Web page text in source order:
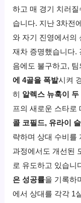
하고 매 경기 치러질
습니다. 지난 3차전
와 자기 진영에서의
재차 증명했습니다.
음에도 불구하고,
에 4골을 폭발시켜
히 알렉스 뉴훅이
프의 새로운 스타로
콜 코필드, 유라이
략하며 상대 수비를
과정에서도 개선된
로 유도하고 있습
은 성공률을 기록하
에서 상대를 각각 1